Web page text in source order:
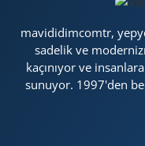
mavididimcomtr,
sadelik ve
kaçınıyor ve
sunuyor. 1997'den